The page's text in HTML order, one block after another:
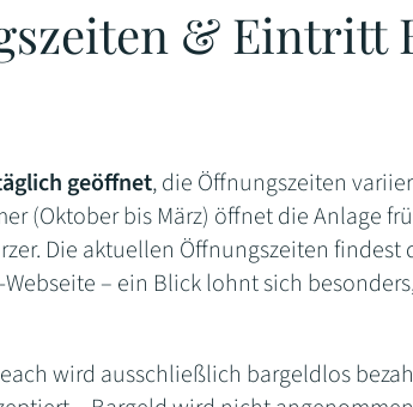
& Eintritt
geöffnet, die Öffnungszeiten
(Oktober bis März) öffnet die Anlage
Die aktuellen Öffnungszeiten
– ein Blick lohnt sich
wird ausschließlich bargeldlos